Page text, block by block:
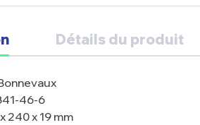
Détails du produit
46-6
240 x 19 mm